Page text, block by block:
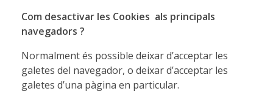
Com desactivar les Cookies als principals
navegadors ?
Normalment és possible deixar d’acceptar les
galetes del navegador, o deixar d’acceptar les
galetes d’una pàgina en particular.